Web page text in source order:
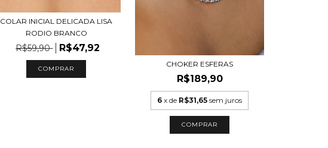
COLAR INICIAL DELICADA LISA
RODIO BRANCO
R$59,90 R$47,92
COMPRAR
CHOKER ESFERAS
R$189,90
6 x de R$31,65 sem juros
COMPRAR